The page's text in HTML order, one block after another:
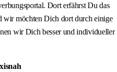
Dort erfährst Du das
wir möchten Dich dort durch einige
wir Dich besser und individueller